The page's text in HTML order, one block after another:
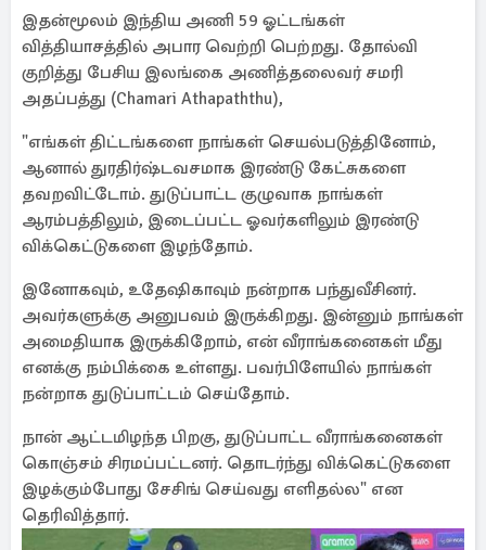
இதன்மூலம் இந்திய அணி 59 ஓட்டங்கள்
வித்தியாசத்தில் அபார வெற்றி பெற்றது. தோல்வி
குறித்து பேசிய இலங்கை அணித்தலைவர் சமரி
அதப்பத்து (Chamari Athapaththu),
"எங்கள் திட்டங்களை நாங்கள் செயல்படுத்தினோம்,
ஆனால் துரதிர்ஷ்டவசமாக இரண்டு கேட்சுகளை
தவறவிட்டோம். துடுப்பாட்ட குழுவாக நாங்கள்
ஆரம்பத்திலும், இடைப்பட்ட ஓவர்களிலும் இரண்டு
விக்கெட்டுகளை இழந்தோம்.
இனோகவும், உதேஷிகாவும் நன்றாக பந்துவீசினர்.
அவர்களுக்கு அனுபவம் இருக்கிறது. இன்னும் நாங்கள்
அமைதியாக இருக்கிறோம், என் வீராங்கனைகள் மீது
எனக்கு நம்பிக்கை உள்ளது. பவர்பிளேயில் நாங்கள்
நன்றாக துடுப்பாட்டம் செய்தோம்.
நான் ஆட்டமிழந்த பிறகு, துடுப்பாட்ட வீராங்கனைகள்
கொஞ்சம் சிரமப்பட்டனர். தொடர்ந்து விக்கெட்டுகளை
இழக்கும்போது சேசிங் செய்வது எளிதல்ல" என
தெரிவித்தார்.